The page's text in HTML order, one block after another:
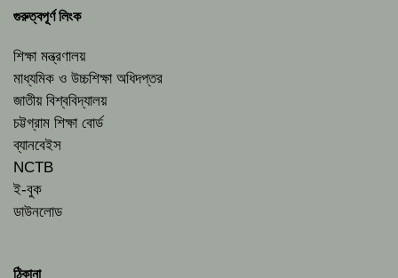
গুরুত্বপূর্ণ লিংক
শিক্ষা মন্ত্রণালয়
মাধ্যমিক ও উচ্চশিক্ষা অধিদপ্তর
জাতীয় বিশ্ববিদ্যালয়
চট্টগ্রাম শিক্ষা বোর্ড
ব্যানবেইস
NCTB
ই-বুক
ডাউনলোড
ঠিকানা